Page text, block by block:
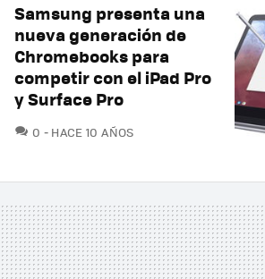
Samsung presenta una
nueva generación de
Chromebooks para
competir con el iPad Pro
y Surface Pro
0 COMENTARIOS
HACE 10 AÑOS